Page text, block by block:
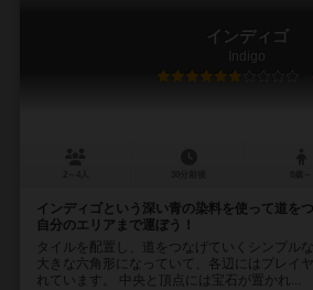
インディゴ
Indigo
インディゴという深い青の染料を使って道を
自分のエリアまで運ぼう！
タイルを配置し、道をつなげていくシンプル
大きな六角形になっていて、各辺にはプレイ
れています。 中央と頂点には宝石が置かれ...